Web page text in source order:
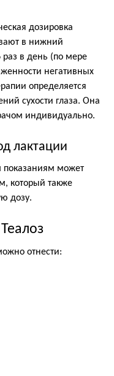
дозировка
в нижний
в день (по мере
негативных
определяется
сухости глаза. Она
индивидуально.
лактации
показаниям может
который также
дозу.
отнести: